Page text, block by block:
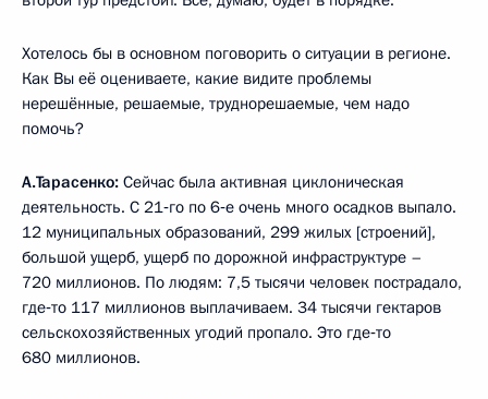
Хотелось бы в основном поговорить о ситуации в регионе.
Как Вы её оцениваете, какие видите проблемы
нерешённые, решаемые, труднорешаемые, чем надо
помочь?
А.Тарасенко: Сейчас была активная циклоническая
деятельность. С 21‑го по 6‑е очень много осадков выпало.
12 муниципальных образований, 299 жилых [строений],
большой ущерб, ущерб по дорожной инфраструктуре –
720 миллионов. По людям: 7,5 тысячи человек пострадало,
где‑то 117 миллионов выплачиваем. 34 тысячи гектаров
сельскохозяйственных угодий пропало. Это где‑то
680 миллионов.